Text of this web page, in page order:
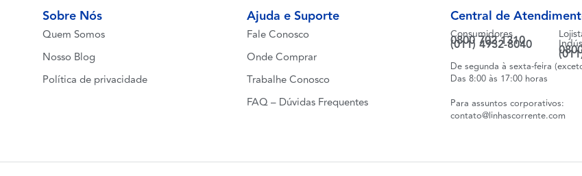
Sobre Nós
Quem Somos
Nosso Blog
Política de privacidade
Ajuda e Suporte
Fale Conosco
Onde Comprar
Trabalhe Conosco
FAQ – Dúvidas Frequentes
Central de
Consumidores
0800 702 1310
(011) 4932-8040
De segunda à sexta-feira
Das 8:00 às 17:00 horas
Para assuntos corporativos:
contato@linhascorrente.com